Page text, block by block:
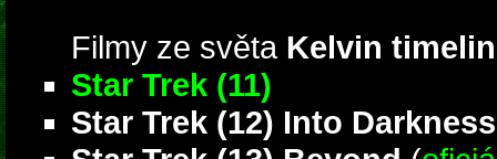
Filmy ze světa Kelvin
Star Trek (11)
Star Trek (12) Into Darkness